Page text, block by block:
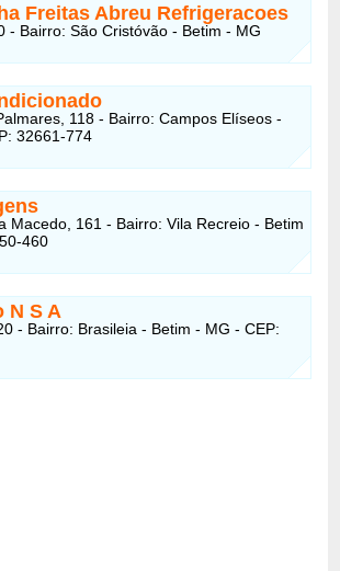
Freitas Abreu Refrigeracoes
- Bairro: São Cristóvão - Betim - MG
118 - Bairro: Campos Elíseos -
32661-774
Macedo, 161 - Bairro: Vila Recreio - Betim
460
N S A
- Bairro: Brasileia - Betim - MG - CEP: